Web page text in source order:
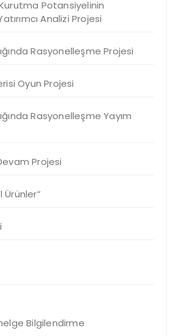
Potansiyelinin
Analizi Projesi
Rasyonelleşme Projesi
Oyun Projesi
Rasyonelleşme Yayım
Projesi
Ürünler”
Bilgilendirme